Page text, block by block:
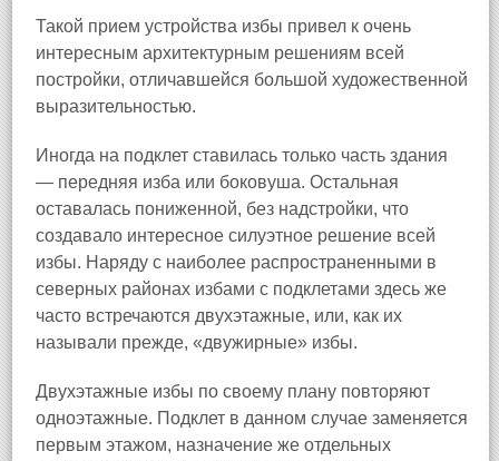
Такой прием устройства избы привел к очень
интересным архитектурным решениям всей
постройки, отличавшейся большой художественной
выразительностью.
Иногда на подклет ставилась только часть здания
— передняя изба или боковуша. Остальная
оставалась пониженной, без надстройки, что
создавало интересное силуэтное решение всей
избы. Наряду с наиболее распространенными в
северных районах избами с подклетами здесь же
часто встречаются двухэтажные, или, как их
называли прежде, «двужирные» избы.
Двухэтажные избы по своему плану повторяют
одноэтажные. Подклет в данном случае заменяется
первым этажом, назначение же отдельных